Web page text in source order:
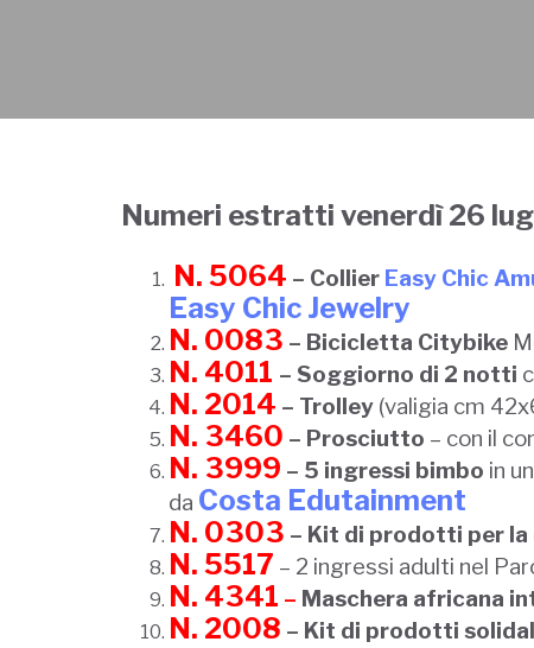
Numeri estratti venerdì 26
N. 5064 – Collier Easy Chic
Easy Chic Jewelry
N. 0083 – Bicicletta Citybike
N. 4011 – Soggiorno di 2 notti
N. 2014 – Trolley (valigia cm
N. 3460 – Prosciutto – con il
N. 3999 – 5 ingressi bimbo in
da Costa Edutainment
N. 0303 – Kit di prodotti per la
N. 5517 – 2 ingressi adulti nel
N. 4341 – Maschera africana
N. 2008 – Kit di prodotti